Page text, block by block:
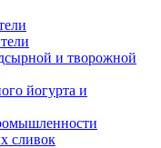
и творожной
йогурта и
сливок